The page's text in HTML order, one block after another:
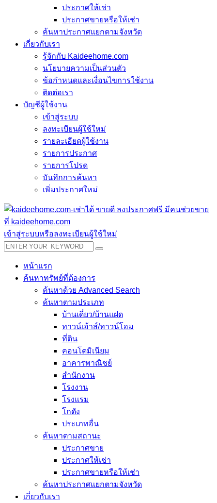
ประกาศให้เช่า
ประกาศขายหรือให้เช่า
ค้นหาประกาศแยกตามจังหวัด
เกี่ยวกับเรา
รู้จักกับ Kaideehome.com
นโยบายความเป็นส่วนตัว
ข้อกำหนดและเงื่อนไขการใช้งาน
ติดต่อเรา
บัญชีผู้ใช้งาน
เข้าสู่ระบบ
ลงทะเบียนผู้ใช้ใหม่
รายละเอียดผู้ใช้งาน
รายการประกาศ
รายการโปรด
บันทึกการค้นหา
เพิ่มประกาศใหม่
เข้าสู่ระบบหรือลงทะเบียนผู้ใช้ใหม่
หน้าแรก
ค้นหาทรัพย์ที่ต้องการ
ค้นหาด้วย Advanced Search
ค้นหาตามประเภท
บ้านเดี่ยว/บ้านแฝด
ทาวน์เฮ้าส์/ทาวน์โฮม
ที่ดิน
คอนโดมิเนียม
อาคารพาณิชย์
สำนักงาน
โรงงาน
โรงแรม
โกดัง
ประเภทอื่น
ค้นหาตามสถานะ
ประกาศขาย
ประกาศให้เช่า
ประกาศขายหรือให้เช่า
ค้นหาประกาศแยกตามจังหวัด
เกี่ยวกับเรา